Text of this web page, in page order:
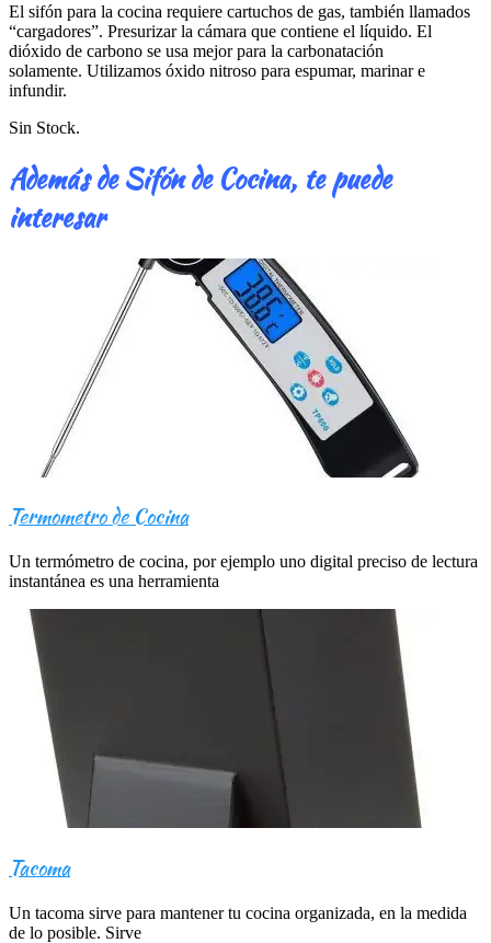
El sifón para la cocina requiere cartuchos de gas, también llamados
“cargadores”. Presurizar la cámara que contiene el líquido. El
dióxido de carbono se usa mejor para la carbonatación
solamente. Utilizamos óxido nitroso para espumar, marinar e
infundir.
Sin Stock.
Además de Sifón de Cocina, te puede
interesar
Termometro de Cocina
Un termómetro de cocina, por ejemplo uno digital preciso de lectura
instantánea es una herramienta
Tacoma
Un tacoma sirve para mantener tu cocina organizada, en la medida
de lo posible. Sirve